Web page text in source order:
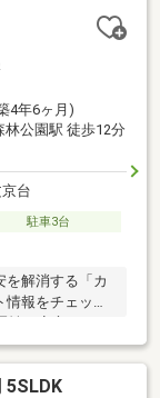
4年6ヶ月)
林公園駅 徒歩12分
台
駐車3台
を解消する「カ
報をチェック
。■完全分離型2
ホールから1階
況良好。リフ
5SLDK